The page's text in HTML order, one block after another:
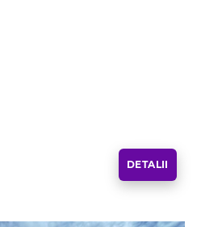
DETALII